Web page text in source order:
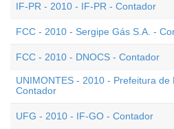
IF-PR - 2010 - IF-PR - Contador
FCC - 2010 - Sergipe Gás S.A. -
FCC - 2010 - DNOCS - Contador
UNIMONTES - 2010 - Prefeitura
Contador
UFG - 2010 - IF-GO - Contador